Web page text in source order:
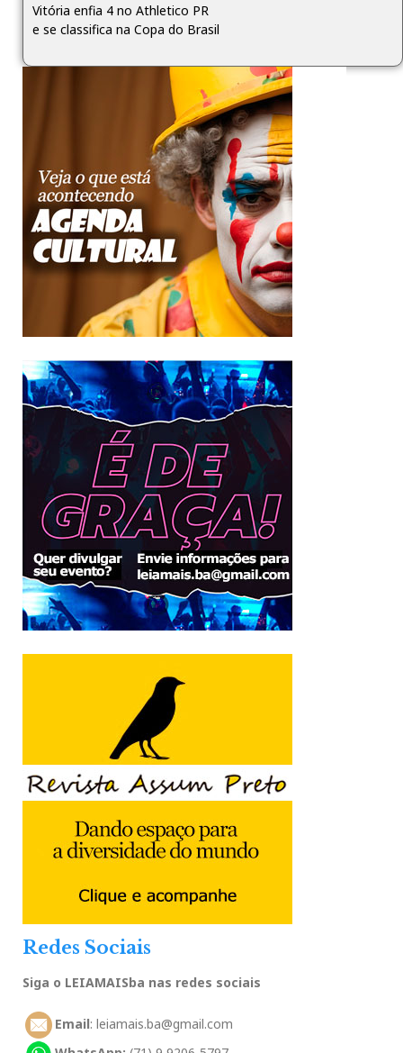
Vitória enfia 4 no Athletico PR
e se classifica na Copa do Brasil
Redes Sociais
Siga o LEIAMAISba nas redes sociais
Email: leiamais.ba@gmail.com